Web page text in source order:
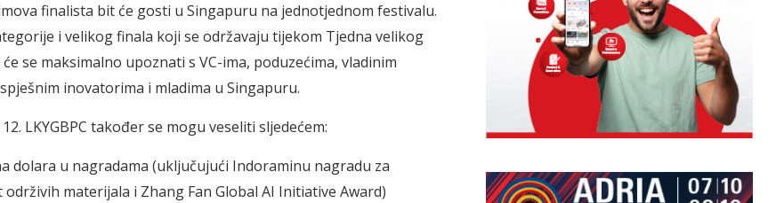
finalista bit će gosti u Singapuru na jednotjednom festivalu.
i velikog finala koji se održavaju tijekom Tjedna velikog
se maksimalno upoznati s VC-ima, poduzećima, vladinim
inovatorima i mladima u Singapuru.
LKYGBPC također se mogu veseliti sljedećem:
dolara u nagradama (uključujući Indoraminu nagradu za
materijala i Zhang Fan Global AI Initiative Award)